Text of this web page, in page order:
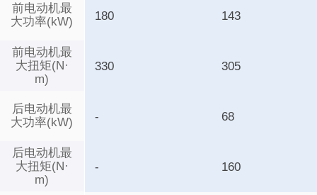
前电动机最
大功率(kW)
前电动机最
大扭矩(N·
m)
后电动机最
大功率(kW)
后电动机最
大扭矩(N·
m)
180 143
330 305
- 68
- 160